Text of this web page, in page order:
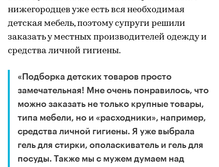
нижегородцев уже есть вся необходимая
детская мебель, поэтому супруги решили
заказать у местных производителей одежду и
средства личной гигиены.
«Подборка детских товаров просто
замечательная! Мне очень понравилось, что
можно заказать не только крупные товары,
типа мебели, но и «расходники», например,
средства личной гигиены. Я уже выбрала
гель для стирки, ополаскиватель и гель для
посуды. Также мы с мужем думаем над